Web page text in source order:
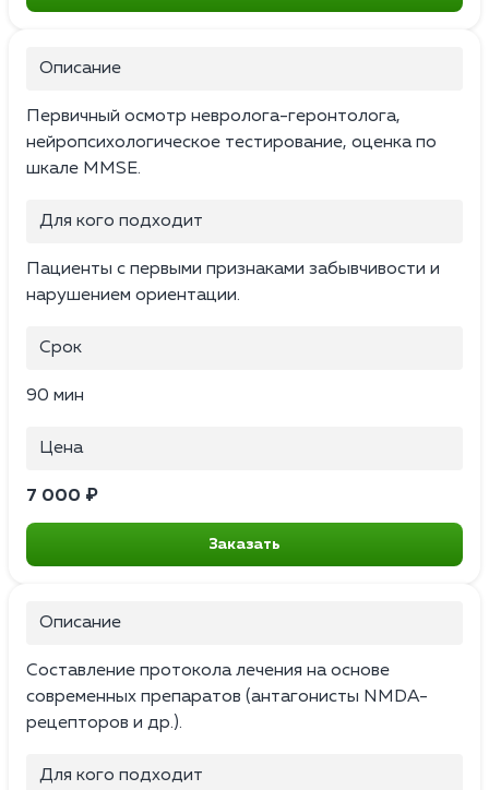
Описание
Первичный осмотр невролога-геронтолога,
нейропсихологическое тестирование, оценка по
шкале MMSE.
Для кого подходит
Пациенты с первыми признаками забывчивости и
нарушением ориентации.
Срок
90 мин
Цена
7 000 ₽
Заказать
Описание
Составление протокола лечения на основе
современных препаратов (антагонисты NMDA-
рецепторов и др.).
Для кого подходит